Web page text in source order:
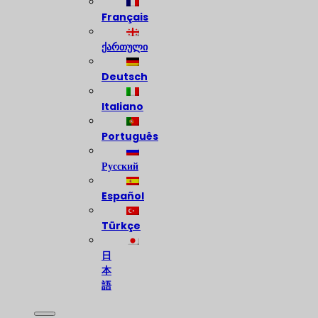
Français
ქართული
Deutsch
Italiano
Português
Русский
Español
Türkçe
日
本
語